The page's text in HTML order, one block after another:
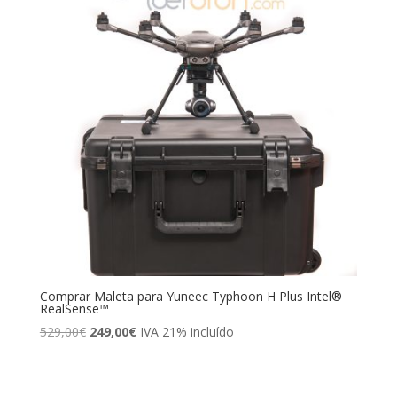
Comprar Maleta para Yuneec Typhoon H Plus Intel®
RealSense™
529,00€ El
249,00€ElIVA 21% incluído